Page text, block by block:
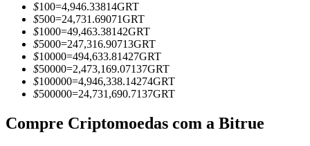
Informação
$100=4,946.33814GRT
$500=24,731.69071GRT
$1000=49,463.38142GRT
$5000=247,316.90713GRT
$10000=494,633.81427GRT
$50000=2,473,169.07137GRT
$100000=4,946,338.14274GRT
$500000=24,731,690.7137GRT
Compre Criptomoedas com a Bitrue